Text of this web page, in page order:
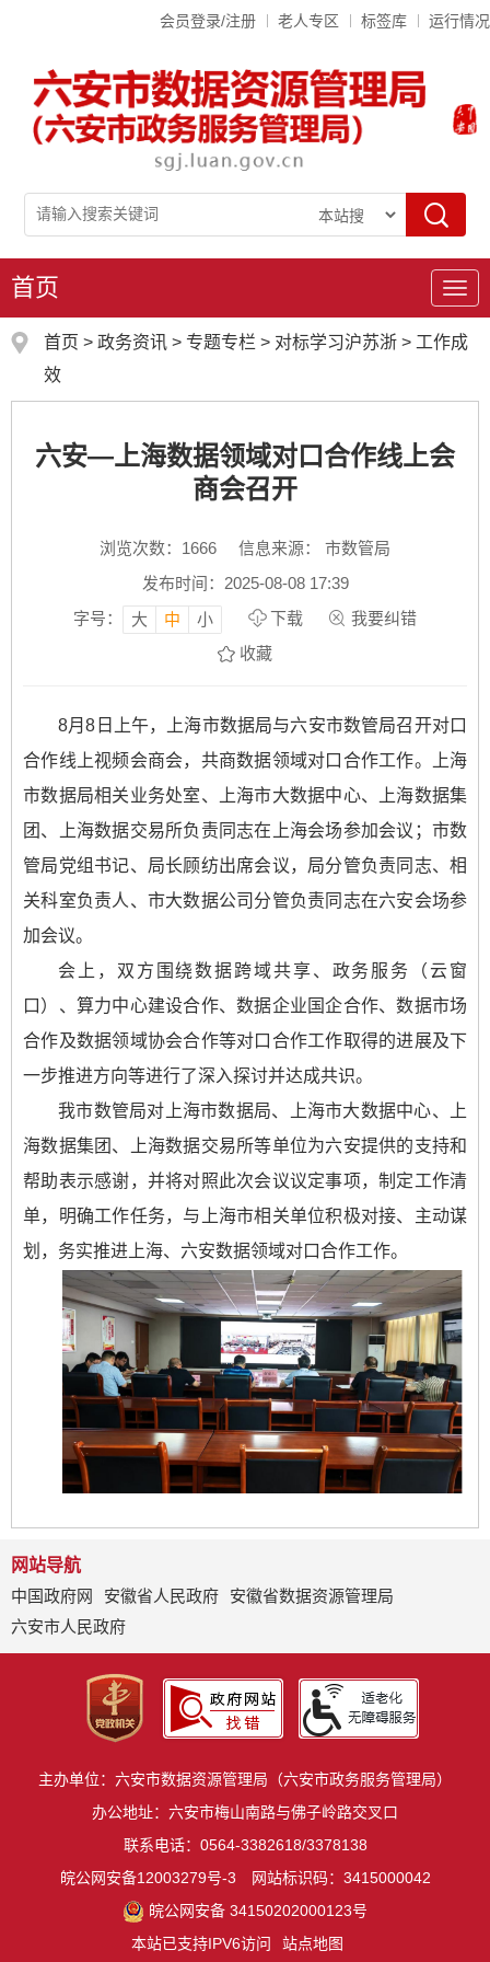
会员登录/注册 老人专区 标签库 运行情况
导
首页
首页 > 政务资讯 > 专题专栏 > 对标学习沪苏浙 > 工作成
效
六安—上海数据领域对口合作线上会
商会召开
浏览次数： 1666
信息来源： 市数管局
发布时间：2025-08-08 17:39
字号：
大 中 小 下载
我要纠错
收藏
8月8日上午，上海市数据局与六安市数管局召开对口
合作线上视频会商会，共商数据领域对口合作工作。上海
市数据局相关业务处室、上海市大数据中心、上海数据集
团、上海数据交易所负责同志在上海会场参加会议；市数
管局党组书记、局长顾纺出席会议，局分管负责同志、相
关科室负责人、市大数据公司分管负责同志在六安会场参
加会议。
会上，双方围绕数据跨域共享、政务服务（云窗
口）、算力中心建设合作、数据企业国企合作、数据市场
合作及数据领域协会合作等对口合作工作取得的进展及下
一步推进方向等进行了深入探讨并达成共识。
我市数管局对上海市数据局、上海市大数据中心、上
海数据集团、上海数据交易所等单位为六安提供的支持和
帮助表示感谢，并将对照此次会议议定事项，制定工作清
单，明确工作任务，与上海市相关单位积极对接、主动谋
划，务实推进上海、六安数据领域对口合作工作。
网站导航
中国政府网
安徽省人民政府
安徽省数据资源管理局
六安市人民政府
主办单位：六安市数据资源管理局（六安市政务服务管理局）
办公地址：六安市梅山南路与佛子岭路交叉口
联系电话：0564-3382618/3378138
皖公网安备12003279号-3
网站标识码：3415000042
皖公网安备 34150202000123号
本站已支持IPV6访问
站点地图